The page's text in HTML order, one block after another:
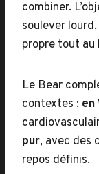
combiner.
soulever
propre tout au
Le Bear
contextes : en
pur, avec des
repos définis.